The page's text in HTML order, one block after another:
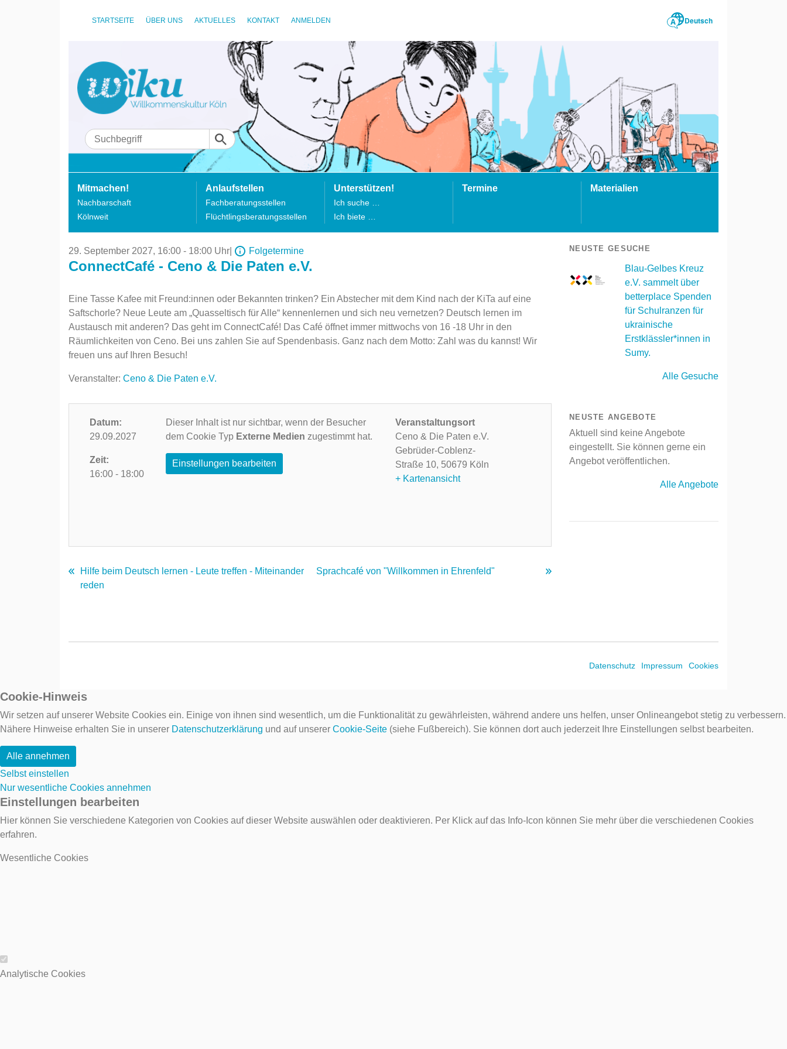
STARTSEITE ÜBER UNS AKTUELLES KONTAKT ANMELDEN Deutsch
Mitmachen!
Nachbarschaft
Kölnweit
Anlaufstellen
Fachberatungsstellen
Flüchtlingsberatungsstellen
Unterstützen!
Ich suche …
Ich biete …
Termine Materialien
29. September 2027, 16:00 - 18:00 Uhr Folgetermine
ConnectCafé - Ceno & Die Paten e.V.
Eine Tasse Kafee mit Freund:innen oder Bekannten trinken? Ein Abstecher mit dem Kind nach der KiTa auf eine
Saftschorle? Neue Leute am „Quasseltisch für Alle“ kennenlernen und sich neu vernetzen? Deutsch lernen im
Austausch mit anderen? Das geht im ConnectCafé! Das Café öffnet immer mittwochs von 16 -18 Uhr in den
Räumlichkeiten von Ceno. Bei uns zahlen Sie auf Spendenbasis. Ganz nach dem Motto: Zahl was du kannst! Wir
freuen uns auf Ihren Besuch!
Veranstalter: Ceno & Die Paten e.V.
Datum:
29.09.2027
Zeit:
16:00 - 18:00
Dieser Inhalt ist nur sichtbar, wenn der Besucher
dem Cookie Typ Externe Medien zugestimmt hat.
Einstellungen bearbeiten
Veranstaltungsort
Ceno & Die Paten e.V.
Gebrüder-Coblenz-
Straße 10, 50679 Köln
+ Kartenansicht
Hilfe beim Deutsch lernen - Leute treffen - Miteinander
reden
Sprachcafé von "Willkommen in Ehrenfeld"
NEUSTE GESUCHE
Blau-Gelbes Kreuz
e.V. sammelt über
betterplace Spenden
für Schulranzen für
ukrainische
Erstklässler*innen in
Sumy.
Alle Gesuche
NEUSTE ANGEBOTE
Aktuell sind keine Angebote
eingestellt. Sie können gerne ein
Angebot veröffentlichen.
Alle Angebote
Datenschutz Impressum Cookies
Cookie-Hinweis
Wir setzen auf unserer Website Cookies ein. Einige von ihnen sind wesentlich, um die Funktionalität zu gewährleisten, während andere uns helfen, unser Onlineangebot stetig zu verbessern.
Nähere Hinweise erhalten Sie in unserer Datenschutzerklärung und auf unserer Cookie-Seite (siehe Fußbereich). Sie können dort auch jederzeit Ihre Einstellungen selbst bearbeiten.
Alle annehmen
Selbst einstellen
Nur wesentliche Cookies annehmen
Einstellungen bearbeiten
Hier können Sie verschiedene Kategorien von Cookies auf dieser Website auswählen oder deaktivieren. Per Klick auf das Info-Icon können Sie mehr über die verschiedenen Cookies
erfahren.
Wesentliche Cookies
Wesentliche Cookies
Analytische Cookies